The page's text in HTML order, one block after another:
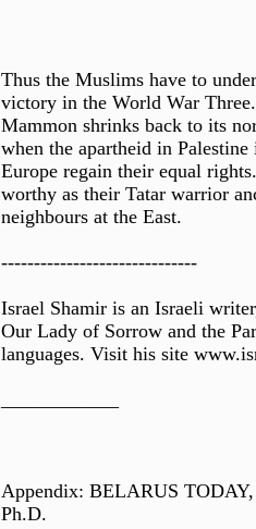
Thus the Muslims have to
victory in the World War
Mammon shrinks back to its
when the apartheid in
Europe regain their equal
worthy as their Tatar warrior
neighbours at the East.
------------------------------
Israel Shamir is an Israeli
Our Lady of Sorrow and the
languages. Visit his site
Appendix: BELARUS
Ph.D.